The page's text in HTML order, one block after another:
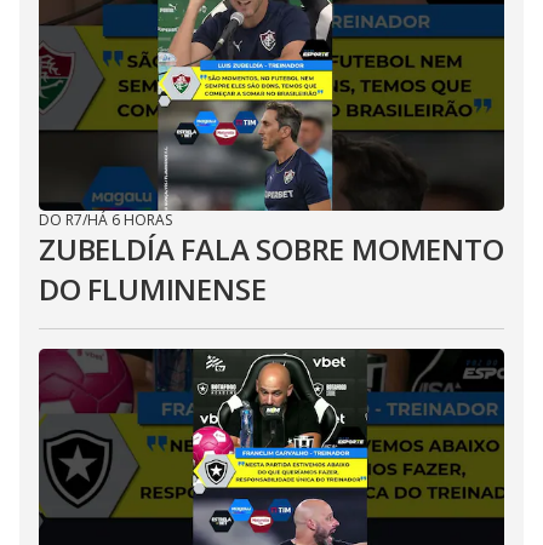
DO R7/HÁ 6 HORAS
ZUBELDÍA FALA SOBRE MOMENTO
DO FLUMINENSE